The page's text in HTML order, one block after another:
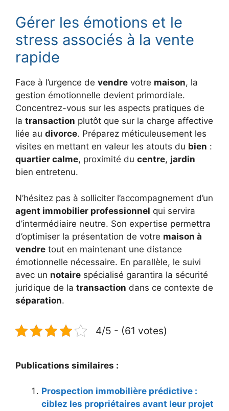
Gérer les émotions et le
stress associés à la vente
rapide
Face à l’urgence de vendre votre maison, la
gestion émotionnelle devient primordiale.
Concentrez-vous sur les aspects pratiques de
la transaction plutôt que sur la charge affective
liée au divorce. Préparez méticuleusement les
visites en mettant en valeur les atouts du bien :
quartier calme, proximité du centre, jardin
bien entretenu.
N’hésitez pas à solliciter l’accompagnement d’un
agent immobilier professionnel qui servira
d’intermédiaire neutre. Son expertise permettra
d’optimiser la présentation de votre maison à
vendre tout en maintenant une distance
émotionnelle nécessaire. En parallèle, le suivi
avec un notaire spécialisé garantira la sécurité
juridique de la transaction dans ce contexte de
séparation.
4/5 - (61 votes)
Publications similaires :
Prospection immobilière prédictive :
ciblez les propriétaires avant leur projet